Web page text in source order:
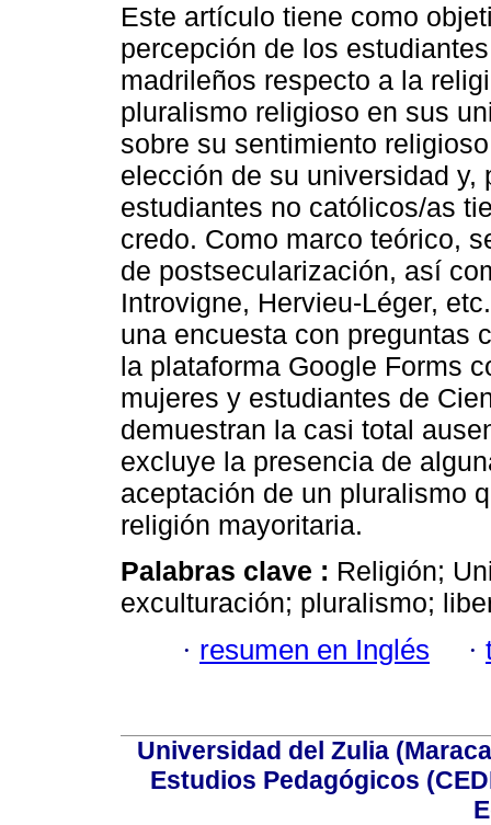
Este artículo tiene como
percepción de los
madrileños respecto a la
pluralismo religioso en sus
sobre su sentimiento
elección de su universidad
estudiantes no católicos/as
credo. Como marco teórico,
de postsecularización, así
Introvigne, Hervieu-Léger,
una encuesta con preguntas
la plataforma Google Forms
mujeres y estudiantes de
demuestran la casi total
excluye la presencia de
aceptación de un pluralismo
religión mayoritaria.
Palabras clave : Religión;
exculturación; pluralismo;
· resumen en Inglés ·
Universidad del Zulia
Estudios Pedagógicos